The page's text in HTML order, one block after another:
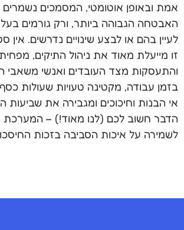
אמת ובאופן אוטומטי, המסמכים
האבטחה הגבוהה ביותר, ורק גורמים
לעיין בהם או לבצע שינויים נדרשים. אין
זו מייעלת מאוד את ניהול התיקים,
והתעסקות מצד העובדים ואנשי משאבי
בזמן עבודה, מקטינה טעויות שעולות
אי הבנות וחיכוכים ומגבירה את שביעות
הדבר חשוב לכם (לנו מאוד!) – המערכת
לשמירה על איכות הסביבה בזכות